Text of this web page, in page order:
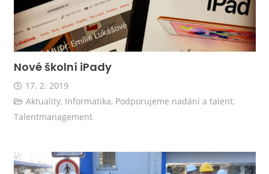
Nové školní iPady
17. 2. 2019
Aktuality, Informatika, Podporujeme nadání a talent,
Talentmanagement